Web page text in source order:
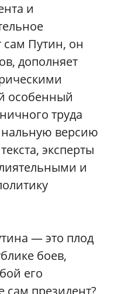
и
сам Путин, он
дополняет
особенный
труда
версию
эксперты
и
— это плод
боев,
его